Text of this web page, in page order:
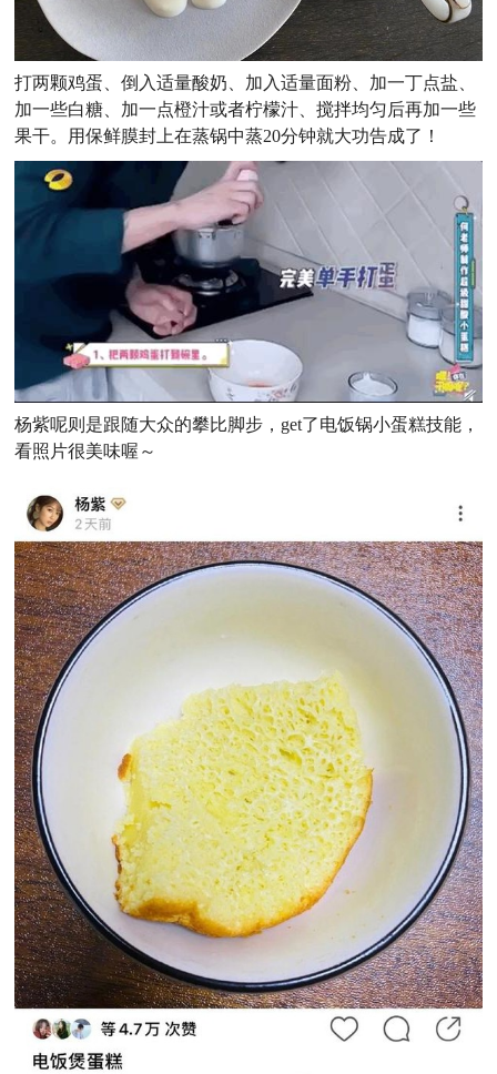
打两颗鸡蛋、倒入适量酸奶、加入适量面粉、加一丁点盐、
加一些白糖、加一点橙汁或者柠檬汁、搅拌均匀后再加一些
果干。用保鲜膜封上在蒸锅中蒸20分钟就大功告成了！
杨紫呢则是跟随大众的攀比脚步，get了电饭锅小蛋糕技能，
看照片很美味喔～